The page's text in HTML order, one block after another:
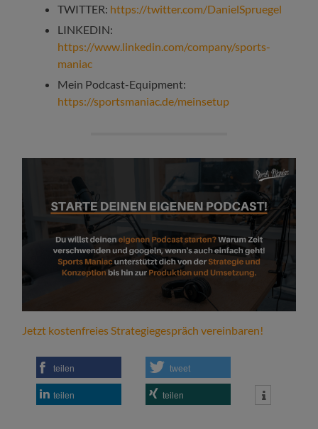
TWITTER: https://twitter.com/DanielSpruegel
LINKEDIN:
https://www.linkedin.com/company/sports-
maniac
Mein Podcast-Equipment:
https://sportsmaniac.de/meinsetup
Jetzt kostenfreies Strategiegespräch vereinbaren!
teilen tweet
teilen teilen